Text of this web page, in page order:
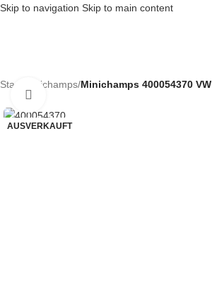
Skip to navigation Skip to main content
Start Minichamps/Minichamps 400054370
AUSVERKAUFT